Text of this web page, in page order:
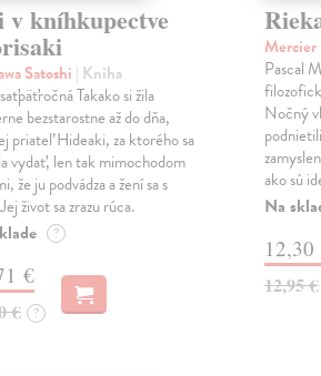
v kníhkupectve
Satoshi | Kniha
Takako si žila
bezstarostne až do dňa,
priateľ Hideaki, za ktorého sa
vydať, len tak mimochodom
že ju podvádza a žení sa s
život sa zrazu rúca.
?
€
€ ?
Mercier
Pascal
Nočný
ako sú
Na
12,30
12,95 €